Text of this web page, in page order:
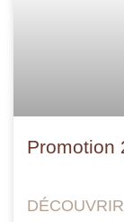
Promotion
DÉCOUVRIR